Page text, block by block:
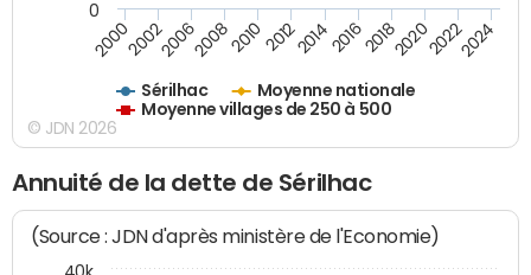
Sérilhac
Moyenne nationale
Moyenne villages de 250 à 500
200020022006200820102012201420162018202020222024
0
© JDN 2026
Annuité de la dette de Sérilhac
(Source : JDN d'après ministère de l'Economie)
40k